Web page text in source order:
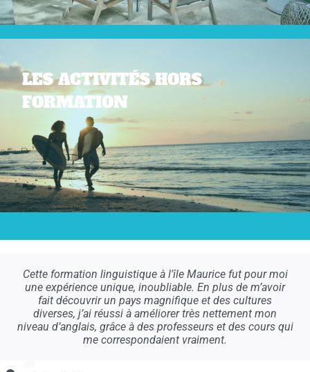
LES ACTIVITÉS HORS
FORMATION
Cette formation linguistique à l'île Maurice fut pour moi
une expérience unique, inoubliable. En plus de m’avoir
fait découvrir un pays magnifique et des cultures
diverses, j’ai réussi à améliorer très nettement mon
niveau d’anglais, grâce à des professeurs et des cours qui
me correspondaient vraiment.